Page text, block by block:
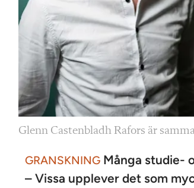
Glenn Castenbladh Rafors är
GRANSKNING Många studie-
– Vissa upplever det som